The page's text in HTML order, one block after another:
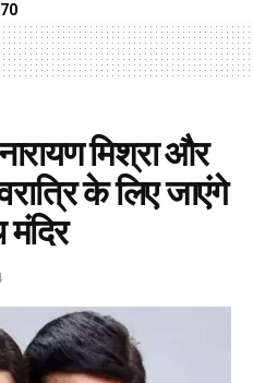
मिश्रा और
के लिए जाएंगे
मंदिर